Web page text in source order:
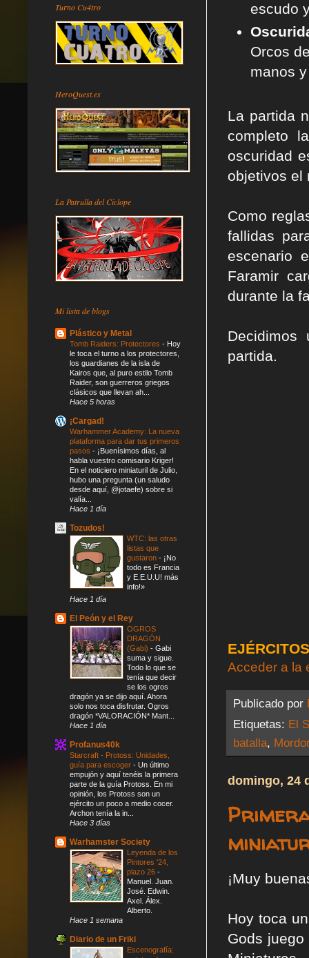
escudo
Orcos
manos
La partida
completo
oscuridad
objetivos el
Como
fallidas
escenario
Faramir
durante la
partida.
EJÉRCITOS
Acceder a la
Publicado por
Etiquetas: El
batalla,
domingo, 24
¡Muy
Hoy toca
Gods
Turno Cu4tro
HeroQuest.es
La Patrulla del Cíclope
Mi lista de blogs
Plástico y Metal
Tomb Raiders: Protectores - Hoy
le toca el turno a los protectores,
los guardianes de la isla de
Kairos que, al puro estilo Tomb
Raider, son guerreros griegos
clásicos que llevan ah...
Hace 5 horas
¡Cargad!
Warhammer Academy: La nueva
plataforma para dar tus primeros
pasos - ¡Buenísimos días, al
habla vuestro comisario Kriger!
En el noticiero miniaturil de Julio,
hubo una pregunta (un saludo
desde aquí, @jotaefe) sobre si
valía...
Hace 1 día
Tozudos!
WTC: las otras
listas que
gustaron - ¡No
todo es Francia
y E.E.U.U! más
info!»
Hace 1 día
El Peón y el Rey
OGROS
DRAGÓN
(Gabi) - Gabi
suma y sigue.
Todo lo que se
tenía que decir
se los ogros
dragón ya se dijo aquí. Ahora
solo nos toca disfrutar. Ogros
dragón *VALORACIÓN* Mant...
Hace 1 día
Profanus40k
Starcraft - Protoss: Unidades,
guía para escoger - Un último
empujón y aquí tenéis la primera
parte de la guía Protoss. En mi
opinión, los Protoss son un
ejército un poco a medio cocer.
Archon tenía la in...
Hace 3 días
Warhamster Society
Leyenda de los
Pintores '24,
plazo 26 -
Manuel. Juan.
José. Edwin.
Axel. Álex.
Alberto.
Hace 1 semana
Diario de un Friki
Escenografía: